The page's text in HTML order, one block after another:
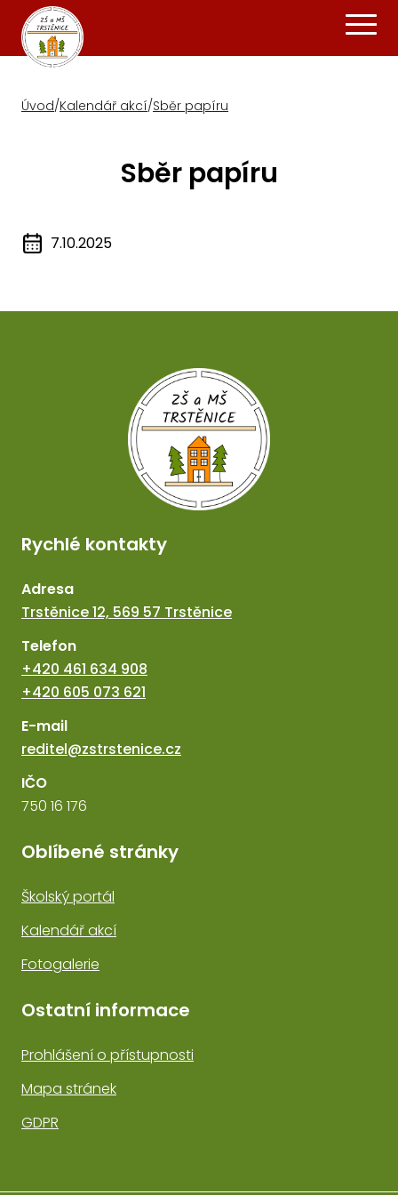
Úvod/Kalendář akcí/Sběr papíru
Sběr papíru
7.10.2025
Rychlé kontakty
Adresa
Trstěnice 12, 569 57 Trstěnice
Telefon
+420 461 634 908
+420 605 073 621
E-mail
reditel@zstrstenice.cz
IČO
750 16 176
Oblíbené stránky
Školský portál
Kalendář akcí
Fotogalerie
Ostatní informace
Prohlášení o přístupnosti
Mapa stránek
GDPR